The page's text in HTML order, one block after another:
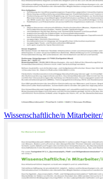
Wissenschaftliche/n